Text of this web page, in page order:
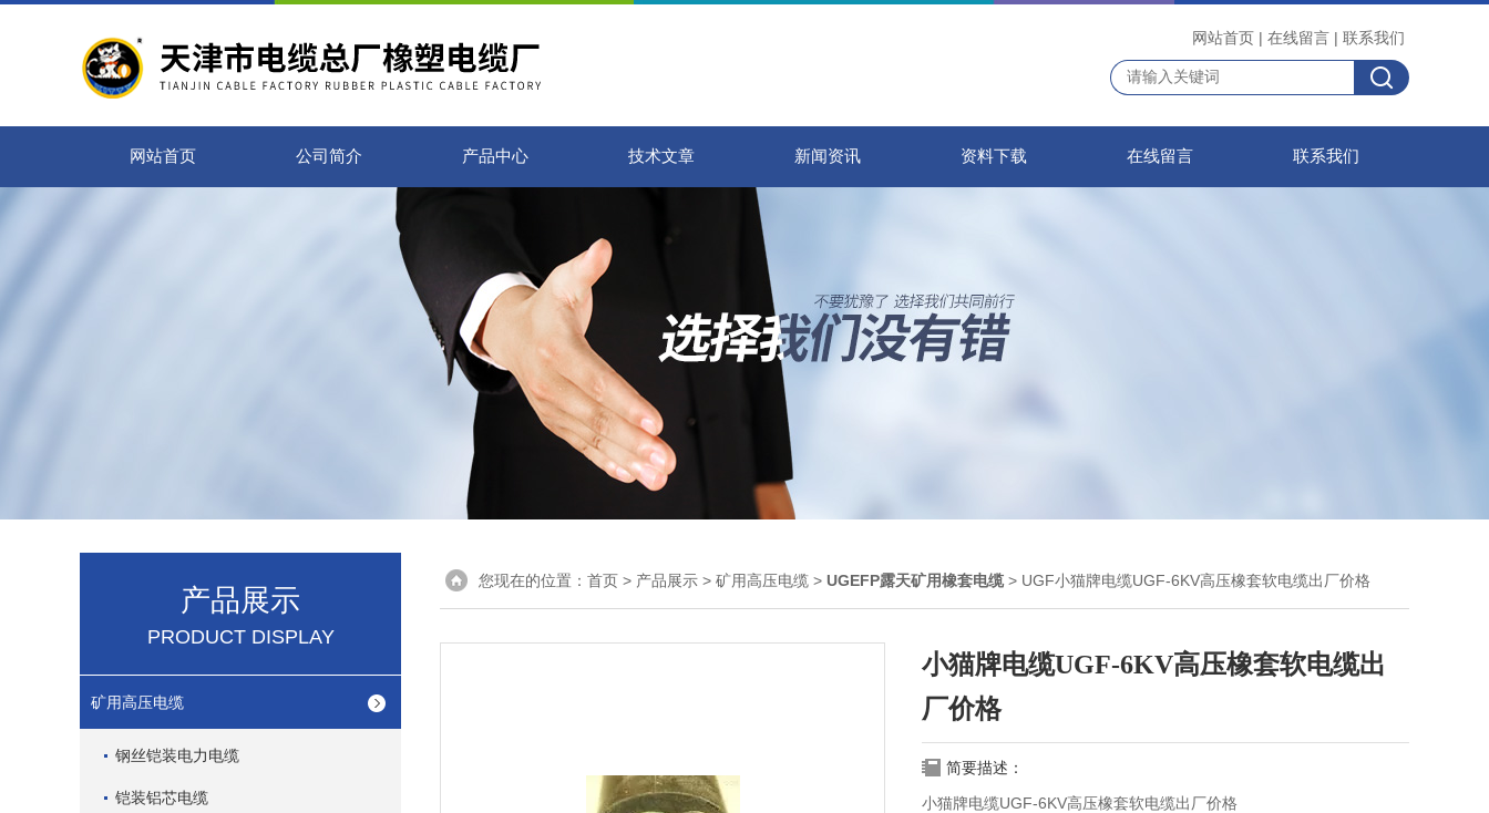
网站首页 | 在线留言 | 联系我们
网站首页 公司简介 产品中心 技术文章 新闻资讯 资料下载 在线留言 联系我们
产品展示
PRODUCT DISPLAY
矿用高压电缆
钢丝铠装电力电缆
铠装铝芯电缆
您现在的位置： 首页 > 产品展示 > 矿用高压电缆 > UGEFP露天矿用橡套电缆> UGF小猫牌电缆UGF-6KV高压橡套软电缆出厂价格
小猫牌电缆UGF-6KV高压橡套软电缆出
厂价格
简要描述：
小猫牌电缆UGF-6KV高压橡套软电缆出厂价格